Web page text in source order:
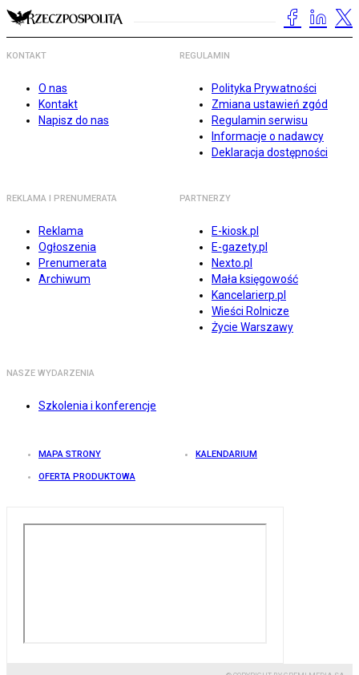
KONTAKT
O nas
Kontakt
Napisz do nas
REGULAMIN
Polityka Prywatności
Zmiana ustawień zgód
Regulamin serwisu
Informacje o nadawcy
Deklaracja dostępności
REKLAMA I PRENUMERATA
Reklama
Ogłoszenia
Prenumerata
Archiwum
PARTNERZY
E-kiosk.pl
E-gazety.pl
Nexto.pl
Mała księgowość
Kancelarierp.pl
Wieści Rolnicze
Życie Warszawy
NASZE WYDARZENIA
Szkolenia i konferencje
MAPA STRONY KALENDARIUM
OFERTA PRODUKTOWA